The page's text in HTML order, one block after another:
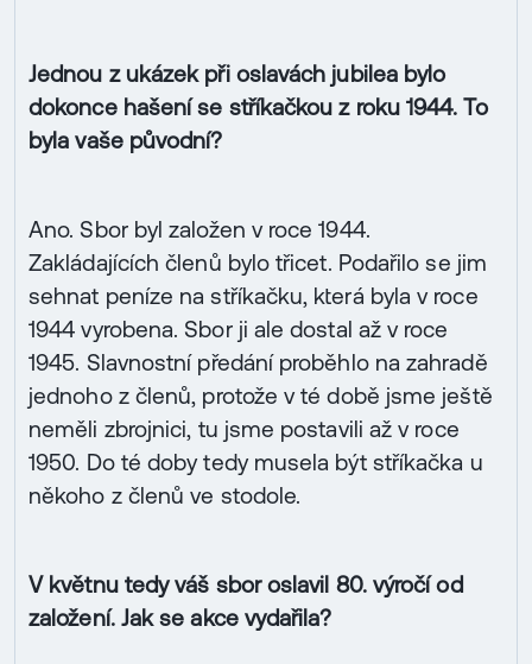
Jednou z ukázek při oslavách jubilea bylo
dokonce hašení se stříkačkou z roku 1944. To
byla vaše původní?
Ano. Sbor byl založen v roce 1944.
Zakládajících členů bylo třicet. Podařilo se jim
sehnat peníze na stříkačku, která byla v roce
1944 vyrobena. Sbor ji ale dostal až v roce
1945. Slavnostní předání proběhlo na zahradě
jednoho z členů, protože v té době jsme ještě
neměli zbrojnici, tu jsme postavili až v roce
1950. Do té doby tedy musela být stříkačka u
někoho z členů ve stodole.
V květnu tedy váš sbor oslavil 80. výročí od
založení. Jak se akce vydařila?